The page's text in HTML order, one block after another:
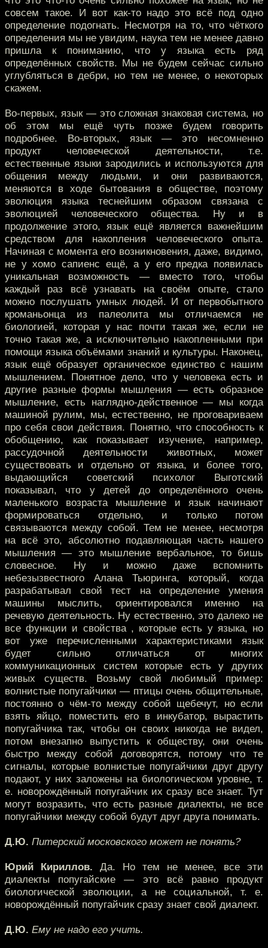
совсем такое. И вот как-то надо это всё под одно
определение подогнать. Несмотря на то, что чёткого
определения мы не увидим, наука тем не менее давно
пришла к пониманию, что у языка есть ряд
определённых свойств. Мы не будем сейчас сильно
углубляться в дебри, но тем не менее, о некоторых
скажем.
Во-первых, язык — это сложная знаковая система, но
об этом мы ещё чуть позже будем говорить
подробнее. Во-вторых, язык — это несомненно
продукт человеческой деятельности, т.е.
естественные языки зародились и используются для
общения между людьми, и они развиваются,
меняются в ходе бытования в обществе, поэтому
эволюция языка теснейшим образом связана с
эволюцией человеческого общества. Ну и в
продолжение этого, язык ещё является важнейшим
средством для накопления человеческого опыта.
Начиная с момента его возникновения, даже, видимо,
не у хомо сапиенс ещё, а у его предка появилась
уникальная возможность — вместо того, чтобы
каждый раз всё узнавать на своём опыте, стало
можно послушать умных людей. И от первобытного
кроманьонца из палеолита мы отличаемся не
биологией, которая у нас почти такая же, если не
точно такая же, а исключительно накопленными при
помощи языка объёмами знаний и культуры. Наконец,
язык ещё образует органическое единство с нашим
мышлением. Понятное дело, что у человека есть и
другие разные формы мышления — есть образное
мышление, есть наглядно-действенное — мы когда
машиной рулим, мы, естественно, не проговариваем
про себя свои действия. Понятно, что способность к
обобщению, как показывает изучение, например,
рассудочной деятельности животных, может
существовать и отдельно от языка, и более того,
выдающийся советский психолог Выготский
показывал, что у детей до определённого очень
маленького возраста мышление и язык начинают
формироваться отдельно, и только потом
связываются между собой. Тем не менее, несмотря
на всё это, абсолютно подавляющая часть нашего
мышления — это мышление вербальное, то бишь
словесное. Ну и можно даже вспомнить
небезызвестного Алана Тьюринга, который, когда
разрабатывал свой тест на определение умения
машины мыслить, ориентировался именно на
речевую деятельность. Ну естественно, это далеко не
все функции и свойства , которые есть у языка, но
вот уже перечисленными характеристиками язык
будет сильно отличаться от многих
коммуникационных систем которые есть у других
живых существ. Возьму свой любимый пример:
волнистые попугайчики — птицы очень общительные,
постоянно о чём-то между собой щебечут, но если
взять яйцо, поместить его в инкубатор, вырастить
попугайчика так, чтобы он своих никогда не видел,
потом внезапно выпустить к обществу, они очень
быстро между собой договорятся, потому что те
сигналы, которые волнистые попугайчики друг другу
подают, у них заложены на биологическом уровне, т.
е. новорождённый попугайчик их сразу все знает. Тут
могут возразить, что есть разные диалекты, не все
попугайчики между собой будут друг друга понимать.
Д.Ю. Питерский московского может не понять?
Юрий Кириллов. Да. Но тем не менее, все эти
диалекты попугайские — это всё равно продукт
биологической эволюции, а не социальной, т. е.
новорождённый попугайчик сразу знает свой диалект.
Д.Ю. Ему не надо его учить.